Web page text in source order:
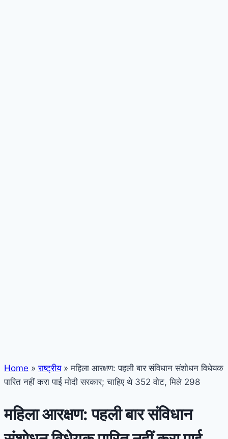
Home » राष्ट्रीय » महिला आरक्षण: पहली बार संविधान संशोधन विधेयक
पारित नहीं करा पाई मोदी सरकार; चाहिए थे 352 वोट, मिले 298
महिला आरक्षण: पहली बार संविधान